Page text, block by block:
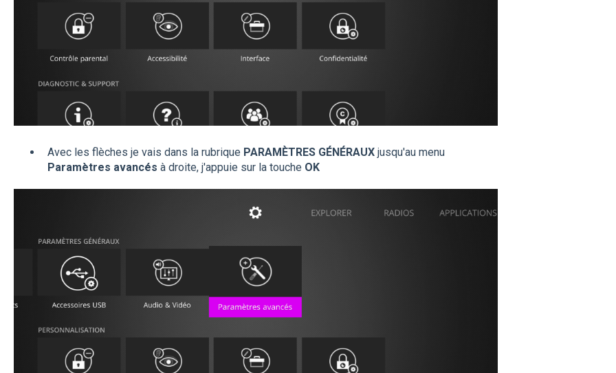
Avec les flèches je vais dans la rubrique PARAMÈTRES GÉNÉRAUXjusqu'au menu
Paramètres avancés à droite, j'appuie sur la touche OK